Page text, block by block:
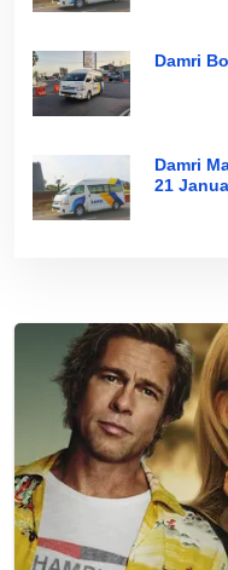
Damri
Damri
21